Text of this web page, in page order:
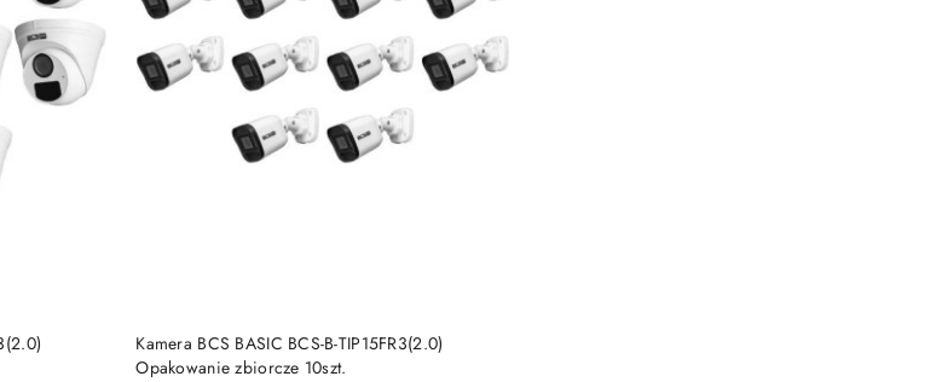
Kamera BCS BASIC BCS-B-TIP15FR3(2.0)
Opakowanie zbiorcze 10szt.
BRAK TOWARU